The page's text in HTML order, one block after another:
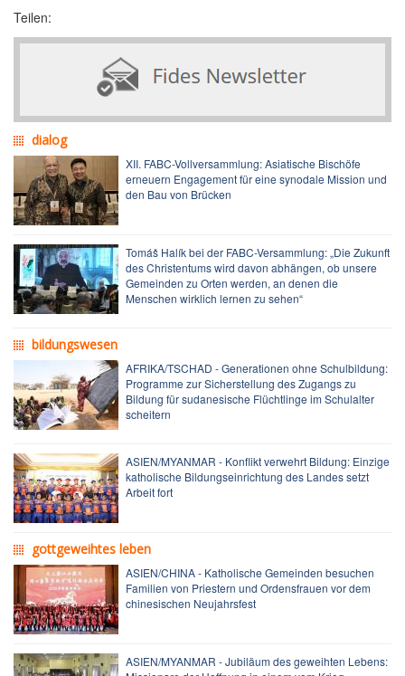
Teilen:
dialog
XII. FABC-Vollversammlung: Asiatische Bischöfe
erneuern Engagement für eine synodale Mission und
den Bau von Brücken
Tomáš Halík bei der FABC-Versammlung: „Die Zukunft
des Christentums wird davon abhängen, ob unsere
Gemeinden zu Orten werden, an denen die
Menschen wirklich lernen zu sehen“
bildungswesen
AFRIKA/TSCHAD - Generationen ohne Schulbildung:
Programme zur Sicherstellung des Zugangs zu
Bildung für sudanesische Flüchtlinge im Schulalter
scheitern
ASIEN/MYANMAR - Konflikt verwehrt Bildung: Einzige
katholische Bildungseinrichtung des Landes setzt
Arbeit fort
gottgeweihtes leben
ASIEN/CHINA - Katholische Gemeinden besuchen
Familien von Priestern und Ordensfrauen vor dem
chinesischen Neujahrsfest
ASIEN/MYANMAR - Jubiläum des geweihten Lebens: